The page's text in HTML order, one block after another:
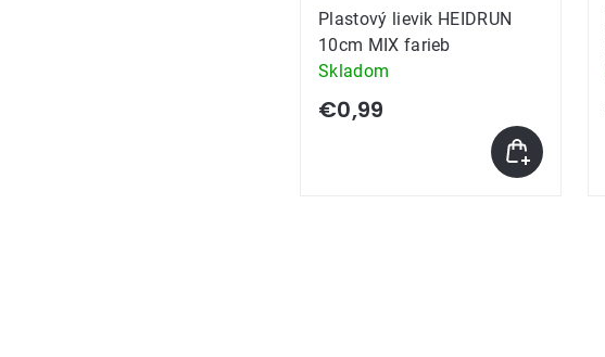
Plastový lievik HEIDRUN
10cm MIX farieb
Skladom
€0,99